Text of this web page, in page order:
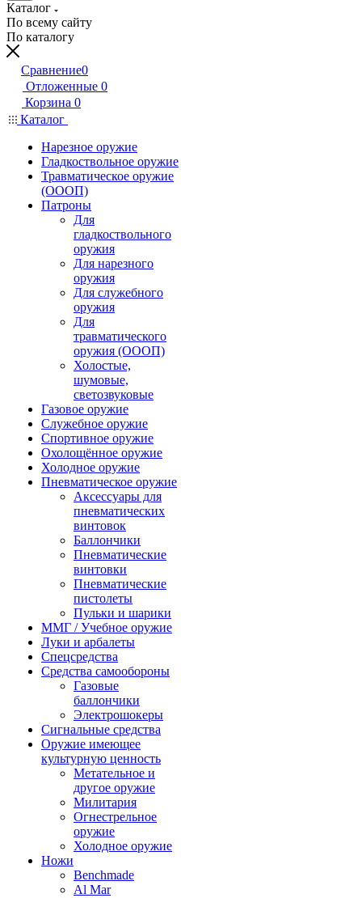
Каталог
По всему сайту
По каталогу
Сравнение0
Отложенные 0
Корзина 0
Каталог
Нарезное оружие
Гладкоствольное оружие
Травматическое оружие
(ОООП)
Патроны
Для
гладкоствольного
оружия
Для нарезного
оружия
Для служебного
оружия
Для
травматического
оружия (ОООП)
Холостые,
шумовые,
светозвуковые
Газовое оружие
Служебное оружие
Спортивное оружие
Охолощённое оружие
Холодное оружие
Пневматическое оружие
Аксессуары для
пневматических
винтовок
Баллончики
Пневматические
винтовки
Пневматические
пистолеты
Пульки и шарики
ММГ / Учебное оружие
Луки и арбалеты
Спецсредства
Средства самообороны
Газовые
баллончики
Электрошокеры
Сигнальные средства
Оружие имеющее
культурную ценность
Метательное и
другое оружие
Милитария
Огнестрельное
оружие
Холодное оружие
Ножи
Benchmade
Al Mar